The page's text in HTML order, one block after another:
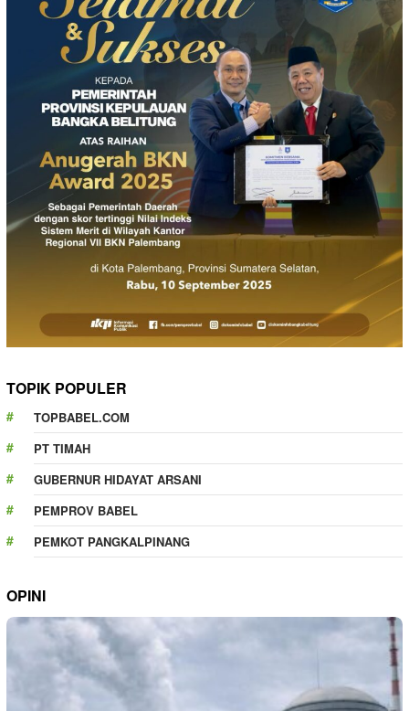
TOPIK POPULER
TOPBABEL.COM
PT TIMAH
GUBERNUR HIDAYAT ARSANI
PEMPROV BABEL
PEMKOT PANGKALPINANG
OPINI